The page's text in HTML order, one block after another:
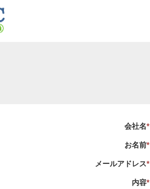
会社名*
お名前*
メールアドレス*
内容*